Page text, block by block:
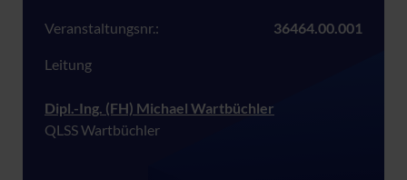
Veranstaltungsnr.: 36464.00.001
Leitung
Dipl.-Ing. (FH) Michael Wartbüchler
QLSS Wartbüchler